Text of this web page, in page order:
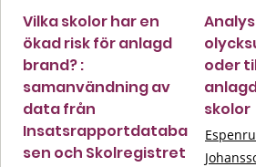
Vilka skolor har en
ökad risk för anlagd
brand? :
samanvändning av
data från
Insatsrapportdataba
sen och Skolregistret
oder
skolor